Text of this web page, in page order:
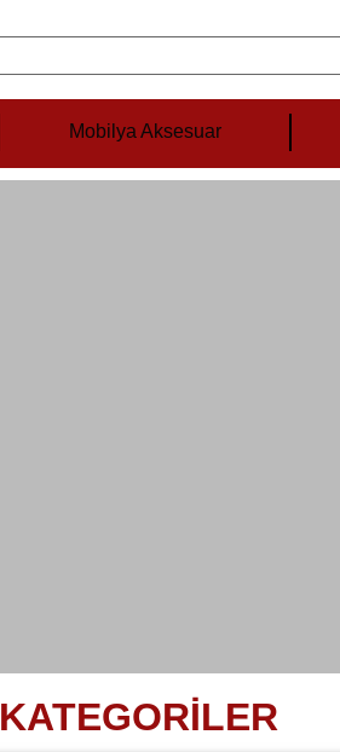
Mobilya Aksesuar
KATEGORİLER